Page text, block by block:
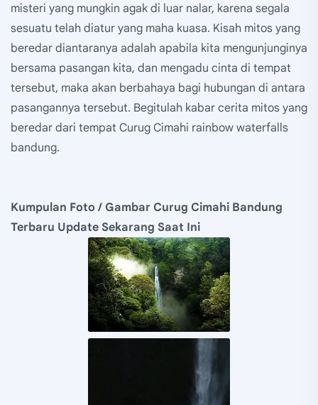
misteri yang mungkin agak di luar nalar, karena segala
sesuatu telah diatur yang maha kuasa. Kisah mitos yang
beredar diantaranya adalah apabila kita mengunjunginya
bersama pasangan kita, dan mengadu cinta di tempat
tersebut, maka akan berbahaya bagi hubungan di antara
pasangannya tersebut. Begitulah kabar cerita mitos yang
beredar dari tempat Curug Cimahi rainbow waterfalls
bandung.
Kumpulan Foto / Gambar Curug Cimahi Bandung
Terbaru Update Sekarang Saat Ini